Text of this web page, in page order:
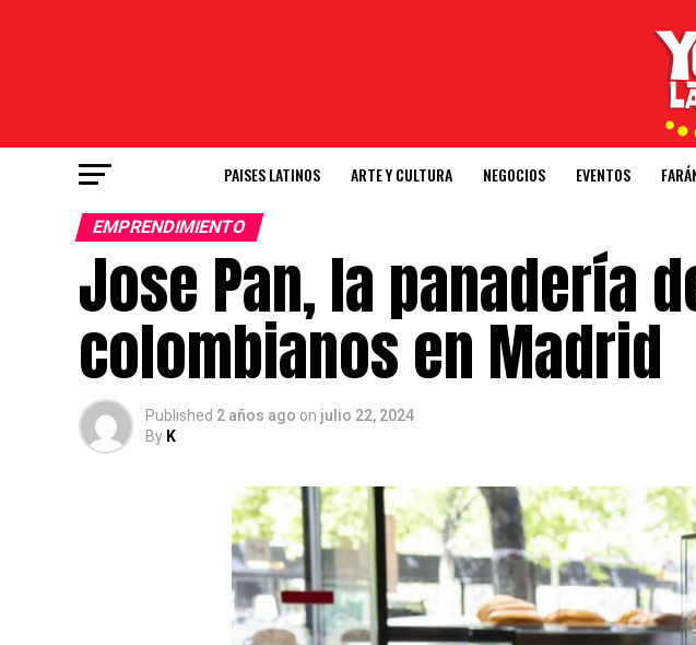
PAISES LATINOS ARTE Y CULTURA NEGOCIOS EVENTOS
EMPRENDIMIENTO
Jose Pan, la panadería
colombianos en Madrid
Published 2 años ago on julio 22, 2024
By K